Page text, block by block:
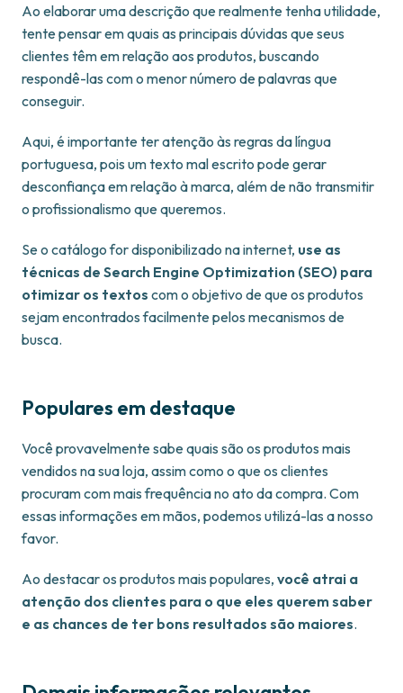
Ao elaborar uma descrição que realmente tenha utilidade,
tente pensar em quais as principais dúvidas que seus
clientes têm em relação aos produtos, buscando
respondê-las com o menor número de palavras que
conseguir.
Aqui, é importante ter atenção às regras da língua
portuguesa, pois um texto mal escrito pode gerar
desconfiança em relação à marca, além de não transmitir
o profissionalismo que queremos.
Se o catálogo for disponibilizado na internet, use as
técnicas de Search Engine Optimization (SEO) para
otimizar os textos com o objetivo de que os produtos
sejam encontrados facilmente pelos mecanismos de
busca.
Populares em destaque
Você provavelmente sabe quais são os produtos mais
vendidos na sua loja, assim como o que os clientes
procuram com mais frequência no ato da compra. Com
essas informações em mãos, podemos utilizá-las a nosso
favor.
Ao destacar os produtos mais populares, você atrai a
atenção dos clientes para o que eles querem saber
e as chances de ter bons resultados são maiores.